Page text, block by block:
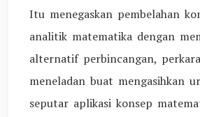
Itu menegaskan pembelahan
analitik matematika dengan
alternatif perbincangan,
meneladan buat mengasihkan
seputar aplikasi konsep